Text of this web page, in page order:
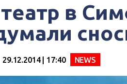
в
29.12.2014 | 17:40 NEWS